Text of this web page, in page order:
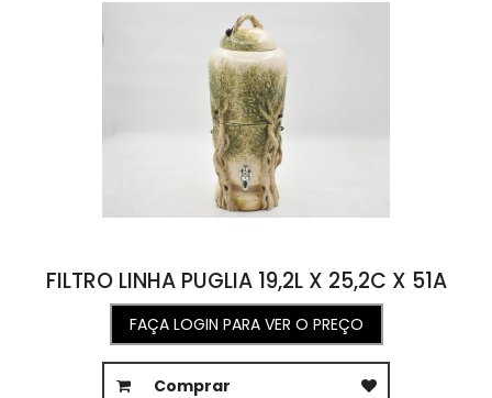
FILTRO LINHA PUGLIA 19,2L X 25,2C X 51A
FAÇA LOGIN PARA VER O PREÇO
Comprar